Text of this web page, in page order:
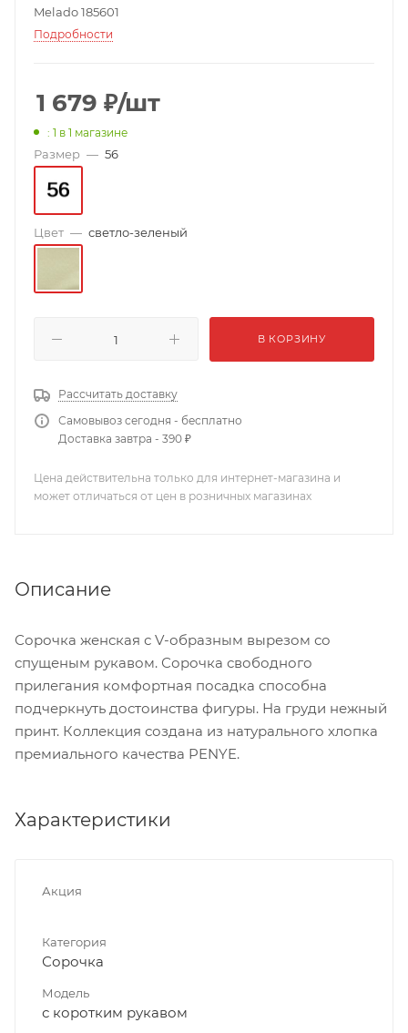
Melado 185601
Подробности
1 679 ₽/шт
: 1 в 1 магазине
Размер — 56
Цвет — светло-зеленый
В КОРЗИНУ
Рассчитать доставку
Самовывоз сегодня - бесплатно
Доставка завтра - 390 ₽
Цена действительна только для интернет-магазина и
может отличаться от цен в розничных магазинах
Описание
Сорочка женская с V-образным вырезом со
спущеным рукавом. Сорочка свободного
прилегания комфортная посадка способна
подчеркнуть достоинства фигуры. На груди нежный
принт. Коллекция создана из натурального хлопка
премиального качества PENYE.
Характеристики
Акция
Категория
Сорочка
Модель
с коротким рукавом